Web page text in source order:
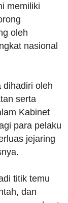
memiliki
oleh
nasional
dihadiri oleh
serta
Kabinet
para pelaku
jejaring
titik temu
dan